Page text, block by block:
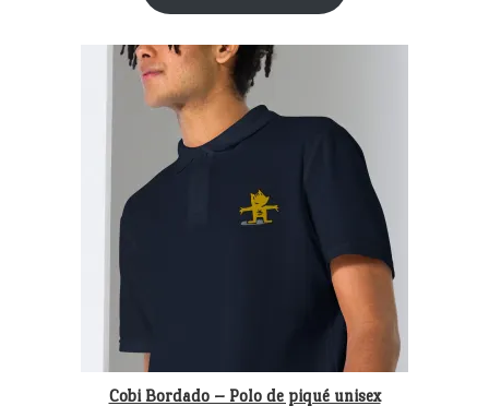
Cobi Bordado – Polo de piqué unisex